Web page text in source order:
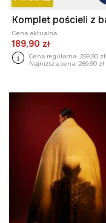
Cena aktualna:
189,90 zł
Cena regularna: 269,90 zł
Najniższa cena: 269,90 zł